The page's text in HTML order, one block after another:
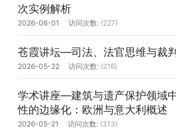
次实例解析
2026-06-01 (227)
苍霞讲坛—司法、法官思维与裁
2026-05-22 (216)
学术讲座—建筑与遗产保护领域
性的边缘化：欧洲与意大利概述
2026-05-21 (313)